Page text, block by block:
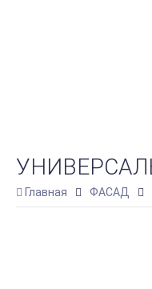
Главная ФАСАД